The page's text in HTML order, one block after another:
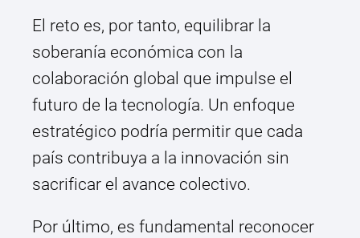
El reto es, por tanto, equilibrar la
soberanía económica con la
colaboración global que impulse el
futuro de la tecnología. Un enfoque
estratégico podría permitir que cada
país contribuya a la innovación sin
sacrificar el avance colectivo.
Por último, es fundamental reconocer